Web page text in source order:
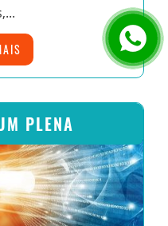
PLENA